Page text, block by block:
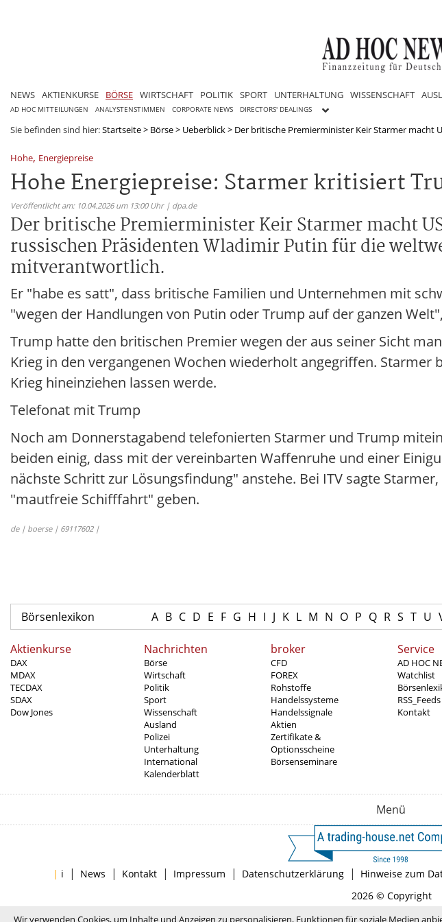
NEWS AKTIENKURSE BÖRSE WIRTSCHAFT POLITIK SPORT UNTERHALTUNG WISSENSCHAFT
AD HOC MITTEILUNGEN ANALYSTENSTIMMEN CORPORATE NEWS DIRECTORS' DEALINGS
Sie befinden sind hier:Startseite> Börse> Ueberblick> Der britische Premierminister Keir Starmer macht
Hohe, Energiepreise
Hohe Energiepreise: Starmer kritisiert
Veröffentlicht am: 10.04.2026 um 13:00 Uhr | dpa.de
Der britische Premierminister Keir Starmer macht
russischen Präsidenten Wladimir Putin für die
mitverantwortlich.
Er "habe es satt", dass britische Familien und Unternehmen mit
"wegen der Handlungen von Putin oder Trump auf der ganzen
Trump hatte den britischen Premier wegen der aus seiner Sicht
Krieg in den vergangenen Wochen wiederholt angegriffen.
Krieg hineinziehen lassen werde.
Telefonat mit Trump
Noch am Donnerstagabend telefonierten Starmer und Trump
beiden einig, dass mit der vereinbarten Waffenruhe und einer
nächste Schritt zur Lösungsfindung" anstehe. Bei ITV sagte
"mautfreie Schifffahrt" geben.
de | boerse | 69117602 |
Börsenlexikon A B C D E F G H I J K L M N O P Q R S T U
Aktienkurse
DAX
MDAX
TECDAX
SDAX
Dow Jones
Nachrichten
Börse
Wirtschaft
Politik
Sport
Wissenschaft
Ausland
Polizei
Unterhaltung
International
Kalenderblatt
broker
CFD
FOREX
Rohstoffe
Handelssysteme
Handelssignale
Aktien
Zertifikate &
Optionsscheine
Börsenseminare
Service
AD HOC
Watchlist
RSS_Feeds
Kontakt
Menü
| i | News | Kontakt | Impressum | Datenschutzerklärung | Hinweise zum
2026 © Copyright
Wir verwenden Cookies, um Inhalte und Anzeigen zu personalisieren, Funktionen für soziale Medien